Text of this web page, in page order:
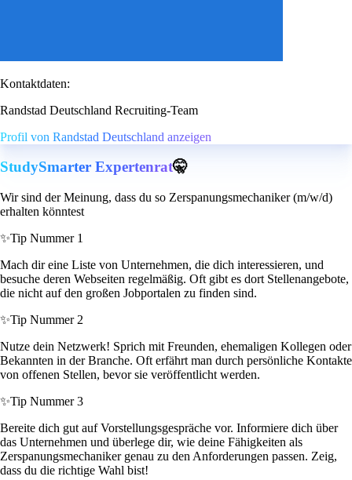
Kontaktdaten:
Randstad Deutschland Recruiting-Team
Profil von Randstad Deutschland anzeigen
StudySmarter Expertenrat🤫
Wir sind der Meinung, dass du so Zerspanungsmechaniker (m/w/d)
erhalten könntest
✨Tip Nummer 1
Mach dir eine Liste von Unternehmen, die dich interessieren, und
besuche deren Webseiten regelmäßig. Oft gibt es dort Stellenangebote,
die nicht auf den großen Jobportalen zu finden sind.
✨Tip Nummer 2
Nutze dein Netzwerk! Sprich mit Freunden, ehemaligen Kollegen oder
Bekannten in der Branche. Oft erfährt man durch persönliche Kontakte
von offenen Stellen, bevor sie veröffentlicht werden.
✨Tip Nummer 3
Bereite dich gut auf Vorstellungsgespräche vor. Informiere dich über
das Unternehmen und überlege dir, wie deine Fähigkeiten als
Zerspanungsmechaniker genau zu den Anforderungen passen. Zeig,
dass du die richtige Wahl bist!